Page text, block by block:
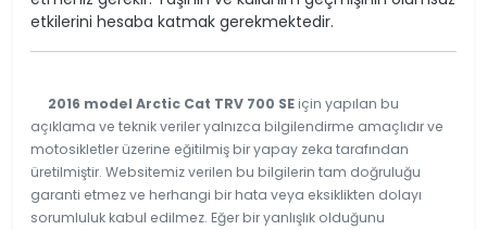
etkilerini hesaba katmak gerekmektedir.
2016 model Arctic Cat TRV 700 SE için yapılan bu
açıklama ve teknik veriler yalnızca bilgilendirme amaçlıdır ve
motosikletler üzerine eğitilmiş bir yapay zeka tarafından
üretilmiştir. Websitemiz verilen bu bilgilerin tam doğruluğu
garanti etmez ve herhangi bir hata veya eksiklikten dolayı
sorumluluk kabul edilmez. Eğer bir yanlışlık olduğunu